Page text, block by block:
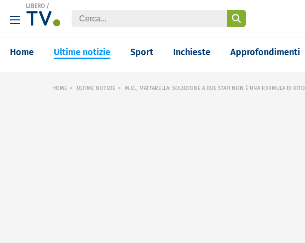
LIBERO /
Home Ultime notizie Sport Inchieste Approfondimenti
HOME ULTIME NOTIZIE M.O., MATTARELLA: SOLUZIONE A DUE STATI NON È UNA FORMULA DI RITO